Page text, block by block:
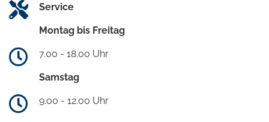
Service
Montag bis Freitag
7.00 - 18.00 Uhr
Samstag
9.00 - 12.00 Uhr